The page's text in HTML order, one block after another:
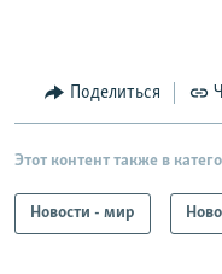
Поделиться
Этот контент также в
Новости - мир